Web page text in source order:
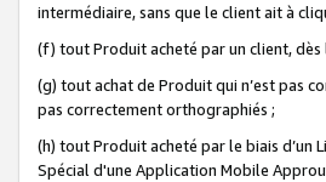
intermédiaire, sans que le client ait à
(f) tout Produit acheté par un client,
(g) tout achat de Produit qui n’est pas
pas correctement orthographiés ;
(h) tout Produit acheté par le biais d’un
Spécial d'une Application Mobile